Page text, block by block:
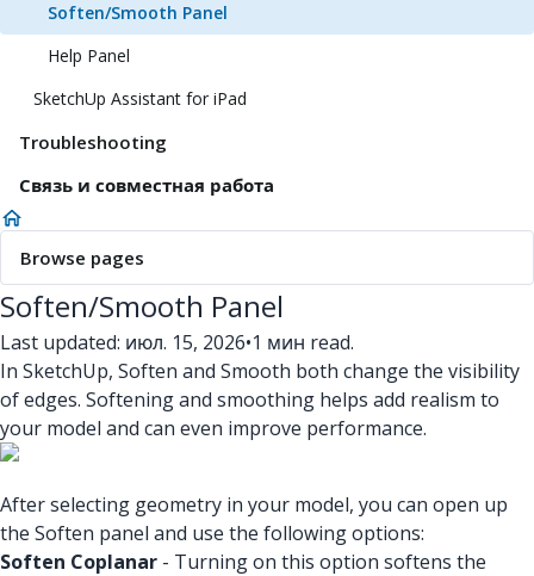
Soften/Smooth Panel
Help Panel
SketchUp Assistant for iPad
Troubleshooting
Связь и совместная работа
Browse pages
Soften/Smooth Panel
Last updated: июл. 15, 2026•1 мин read.
In SketchUp, Soften and Smooth both change the visibility
of edges. Softening and smoothing helps add realism to
your model and can even improve performance.
After selecting geometry in your model, you can open up
the Soften panel and use the following options:
Soften Coplanar - Turning on this option softens the